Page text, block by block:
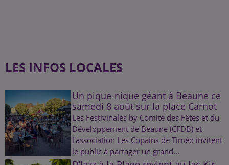
LES INFOS LOCALES
Un pique-nique géant à Beaune ce
samedi 8 août sur la place Carnot
Les Festivinales by Comité des Fêtes et du
Développement de Beaune (CFDB) et
l'association Les Copains de Timéo invitent
le public à partager un grand...